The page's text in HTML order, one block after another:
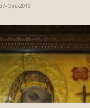
Οκτ-2019